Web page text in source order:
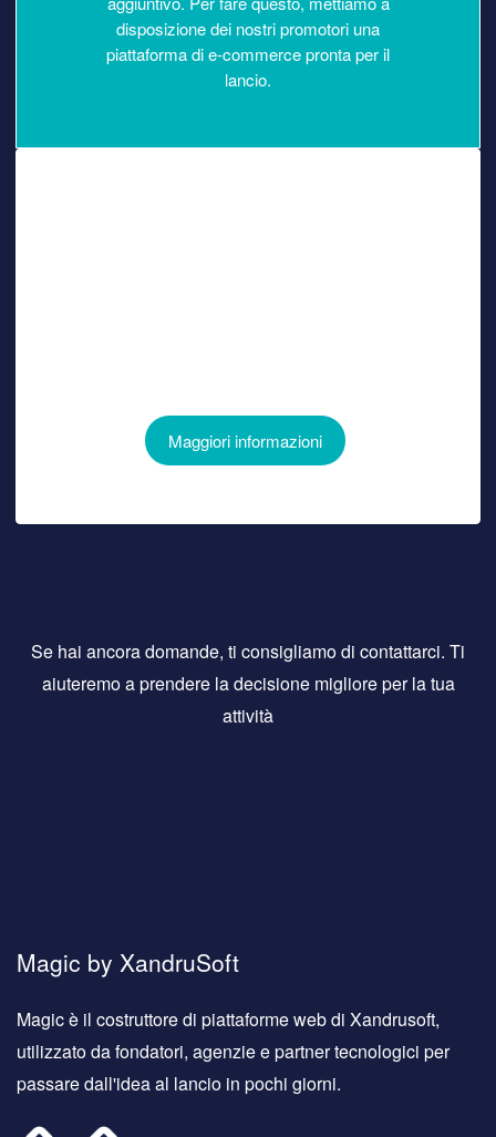
disposizione dei nostri promotori una
piattaforma di e-commerce pronta per il
lancio.
Maggiori informazioni
Se hai ancora domande, ti consigliamo di contattarci. Ti
aiuteremo a prendere la decisione migliore per la tua
attività
Magic by XandruSoft
Magic è il costruttore di piattaforme web di Xandrusoft,
utilizzato da fondatori, agenzie e partner tecnologici per
passare dall'idea al lancio in pochi giorni.